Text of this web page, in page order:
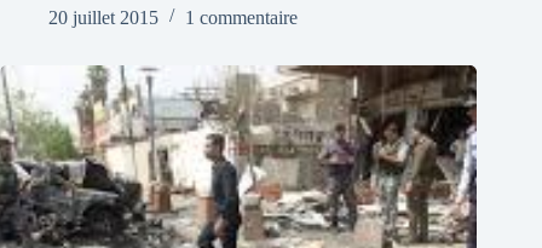
20 juillet 2015
1 commentaire